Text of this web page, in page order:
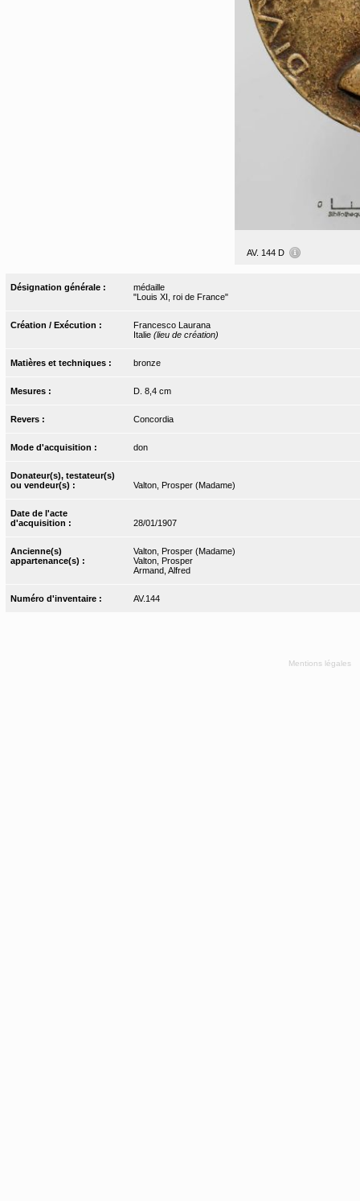
AV. 144 D
Désignation générale :
médaille
"Louis XI, roi de France"
Création / Exécution :
Francesco Laurana
Italie (lieu de création)
Matières et techniques : bronze
Mesures : D. 8,4 cm
Revers : Concordia
Mode d'acquisition : don
Donateur(s), testateur(s)
ou vendeur(s) :
Valton, Prosper (Madame)
Date de l'acte
d'acquisition :
28/01/1907
Ancienne(s)
appartenance(s) :
Valton, Prosper (Madame)
Valton, Prosper
Armand, Alfred
Numéro d'inventaire : AV.144
Mentions légales